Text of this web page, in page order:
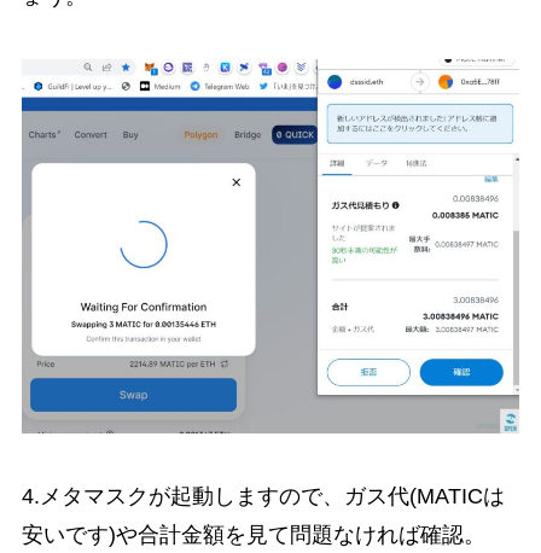
4.メタマスクが起動しますので、ガス代(MATICは
安いです)や合計金額を見て問題なければ確認。